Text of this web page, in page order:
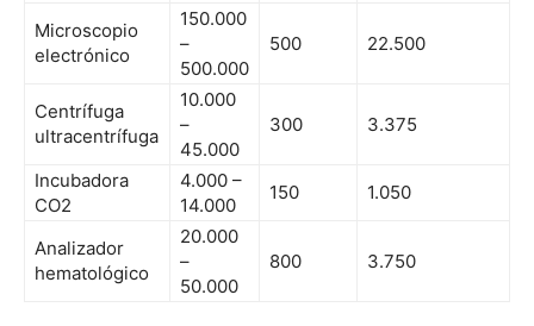
Microscopio
electrónico
150.000
–
500.000
500 22.500
Centrífuga
ultracentrífuga
10.000
–
45.000
300 3.375
Incubadora
CO2
4.000 –
14.000
150 1.050
Analizador
hematológico
20.000
–
50.000
800 3.750